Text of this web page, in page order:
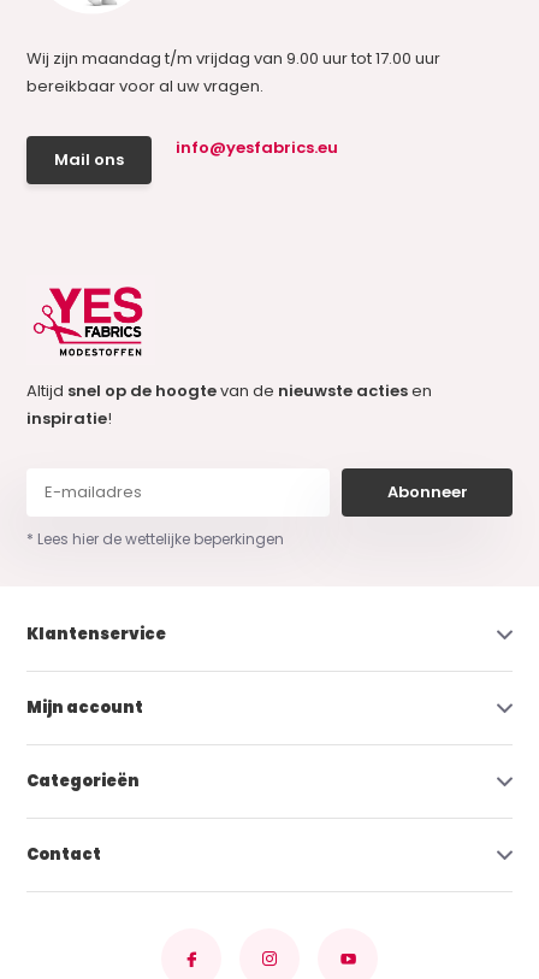
Wij zijn maandag t/m vrijdag van 9.00 uur tot 17.00 uur
bereikbaar voor al uw vragen.
Mail ons
info@yesfabrics.eu
Altijd snel op de hoogtevan de nieuwste actiesen
inspiratie!
Abonneer
* Lees hier de wettelijke beperkingen
Klantenservice
Mijn account
Categorieën
Contact